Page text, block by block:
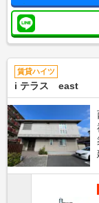
賃貸ハイツ
i テラス east